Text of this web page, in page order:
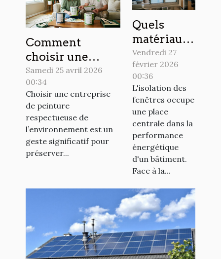
Comment
choisir une
entreprise de
peinture
respectueuse de
l’environnement
?
Samedi 25 avril 2026
00:34
Choisir une entreprise
de peinture
respectueuse de
l’environnement est un
geste significatif pour
préserver...
Quels
matériaux
innovants
pour
améliorer
l'isolation
des
fenêtres ?
Vendredi 27
février 2026
00:36
L'isolation des
fenêtres occupe
une place
centrale dans la
performance
énergétique
d'un bâtiment.
Face à la...